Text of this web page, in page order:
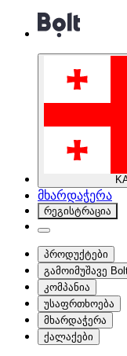
მხარდაჭერა
რეგისტრაცია
პროდუქტები
გამოიმუშავე
კომპანია
უსაფრთხოება
მხარდაჭერა
ქალაქები